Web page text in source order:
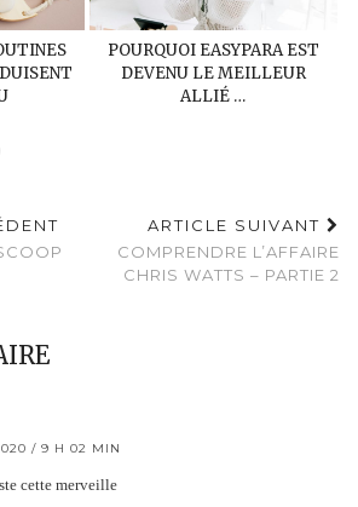
POURQUOI EASYPARA EST
DEVENU LE MEILLEUR
ALLIÉ …
ARTICLE SUIVANT
COMPRENDRE L’AFFAIRE
CHRIS WATTS – PARTIE 2
/ 9 H 02 MIN
cette merveille